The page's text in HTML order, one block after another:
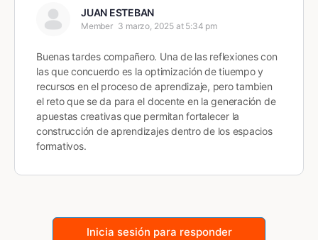
JUAN ESTEBAN
Member 3 marzo, 2025 at 5:34 pm
Buenas tardes compañero. Una de las reflexiones con
las que concuerdo es la optimización de tiuempo y
recursos en el proceso de aprendizaje, pero tambien
el reto que se da para el docente en la generación de
apuestas creativas que permitan fortalecer la
construcción de aprendizajes dentro de los espacios
formativos.
Inicia sesión para responder